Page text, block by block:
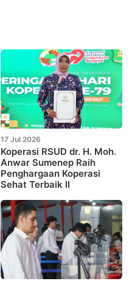
17 Jul 2026
Koperasi RSUD dr. H. Moh.
Anwar Sumenep Raih
Penghargaan Koperasi
Sehat Terbaik II